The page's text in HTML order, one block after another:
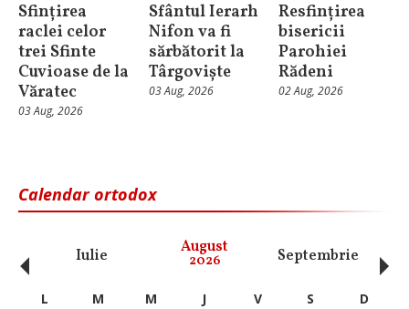
Sfințirea
raclei celor
trei Sfinte
Cuvioase de la
Văratec
03 Aug, 2026
Sfântul Ierarh
Nifon va fi
sărbătorit la
Târgoviște
03 Aug, 2026
Resfințirea
bisericii
Parohiei
Rădeni
02 Aug, 2026
Calendar ortodox
Iulie August
2026 Septembrie
‹ L M M J V S
D